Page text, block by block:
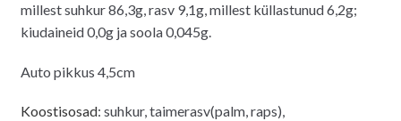
millest suhkur 86,3g, rasv 9,1g, millest küllastunud 6,2g;
kiudaineid 0,0g ja soola 0,045g.
Auto pikkus 4,5cm
Koostisosad: suhkur, taimerasv(palm, raps),